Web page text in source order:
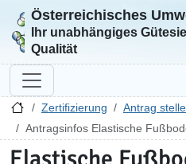
Zur Startseite
Österreichisches
Ihr unabhängiges
Qualität
Zertifizierung
Antrag
Antragsinfos Elastische